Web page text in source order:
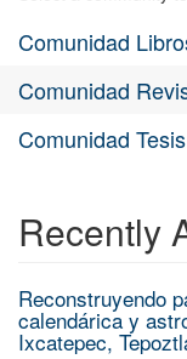
Comunidad
Comunidad
Comunidad Tesis
Recently
Reconstruyendo
calendárica y
Ixcatepec,